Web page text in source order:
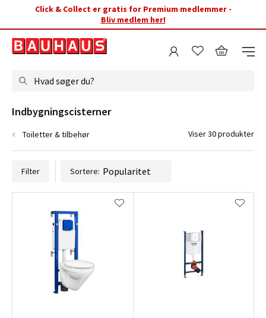
Click & Collect er gratis for Premium medlemmer -
Bliv medlem her!
Hvad søger du?
Filter Sortere:
Indbygningscisterner
Toiletter & tilbehør Viser 30 produkter